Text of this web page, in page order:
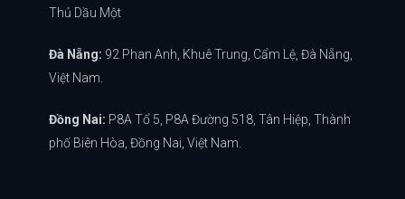
Thủ Dầu Một
Đà Nẵng: 92 Phan Anh, Khuê Trung, Cẩm Lệ, Đà Nẵng,
Việt Nam.
Đồng Nai: P8A Tổ 5, P8A Đường 518, Tân Hiệp, Thành
phố Biên Hòa, Đồng Nai, Việt Nam.